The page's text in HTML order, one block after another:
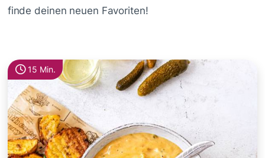
finde deinen neuen Favoriten!
15 Min.